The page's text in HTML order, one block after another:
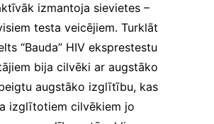
izmantoja sievietes –
testa veicējiem. Turklāt
“Bauda” HIV eksprestestu
bija cilvēki ar augstāko
augstāko izglītību, kas
izglītotiem cilvēkiem jo